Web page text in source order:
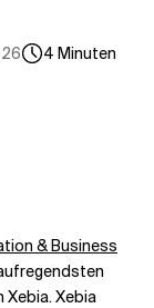
4 Minuten
& Business
Xebia. Xebia